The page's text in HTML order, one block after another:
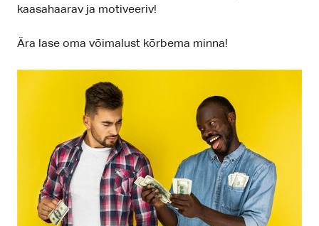
kaasahaarav ja motiveeriv!
Ära lase oma võimalust kõrbema minna!